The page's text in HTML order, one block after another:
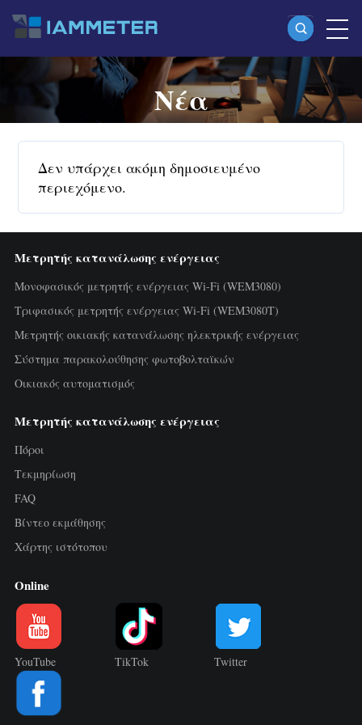
Προϊόντα
Μονοφασικός μετρητής ενέργειας Wi-Fi
Split-phase μετρητής ενέργειας Wi-Fi
(WEM2067)
Τριφασικός μετρητής ενέργειας Wi-Fi
(WEM3046T)
Τριφασικός μετρητής ενέργειας Wi-Fi
Ελεγκτής ισχύος WiFi
Φορτιστής EV
Προσομοιωτής IAMMETER
Σύστημα ενεργειακής πρόβλεψης και
προσομοίωσης
Νέα
Δεν υπάρχει ακόμη δημοσιευμένο
περιεχόμενο.
Μετρητής κατανάλωσης ενέργειας
Μονοφασικός μετρητής ενέργειας Wi-Fi (WEM3080)
Τριφασικός μετρητής ενέργειας Wi-Fi (WEM3080T)
Μετρητής οικιακής κατανάλωσης ηλεκτρικής ενέργειας
Σύστημα παρακολούθησης φωτοβολταϊκών
Οικιακός αυτοματισμός
Μετρητής κατανάλωσης ενέργειας
Πόροι
Τεκμηρίωση
FAQ
Βίντεο εκμάθησης
Χάρτης ιστότοπου
Online
YouTube TikTok Twitter